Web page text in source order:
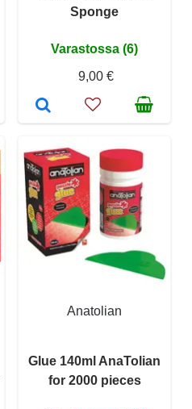
Sponge
Varastossa (6)
9,00 €
Anatolian
Glue 140ml AnaTolian
for 2000 pieces